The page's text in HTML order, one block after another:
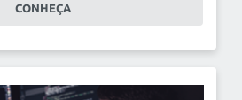
CONHEÇA